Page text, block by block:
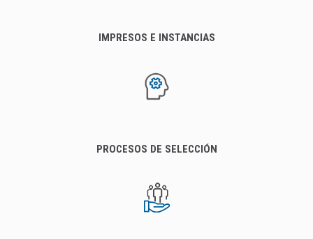
IMPRESOS E INSTANCIAS
PROCESOS DE SELECCIÓN